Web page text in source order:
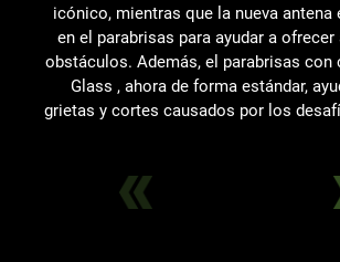
icónico, mientras que la nueva antena
en el parabrisas para ayudar a
obstáculos. Además, el parabrisas
Glass , ahora de forma estándar,
grietas y cortes causados por los